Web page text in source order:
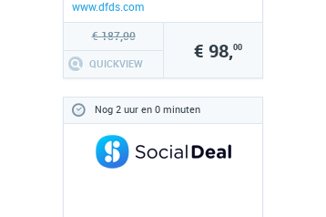
www.dfds.com
€ 187,00
QUICKVIEW
€ 98,00
Nog 2 uur en 0 minuten